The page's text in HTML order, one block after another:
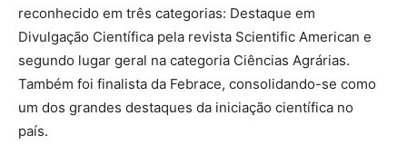
reconhecido em três categorias: Destaque em
Divulgação Científica pela revista Scientific American e
segundo lugar geral na categoria Ciências Agrárias.
Também foi finalista da Febrace, consolidando-se como
um dos grandes destaques da iniciação científica no
país.